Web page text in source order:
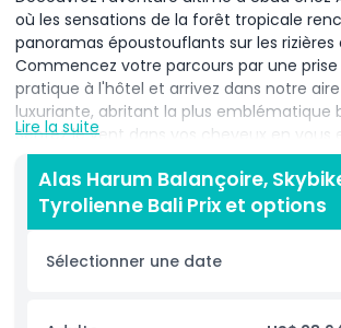
où les sensations de la forêt tropicale
panoramas époustouflants sur les rizières
Commencez votre parcours par une
pratique à l'hôtel et arrivez dans notre
luxuriante, abritant la plus emblématique
Sentez le vent dans vos cheveux en vous
dessus des champs émeraude,
emplacements parfaits pour Instagram
végétation tropicale. Ensuite, lancez-vous
pédalant sur un vélo suspendu le long de
pour des vues vertigineuses sur des
vallées verdoyantes en contrebas. Puis,
glissant à travers la canopée lors d'un vol
Lire la suite
Alas Harum Balançoire,
Tyrolienne Bali Prix et options
Sélectionner une date